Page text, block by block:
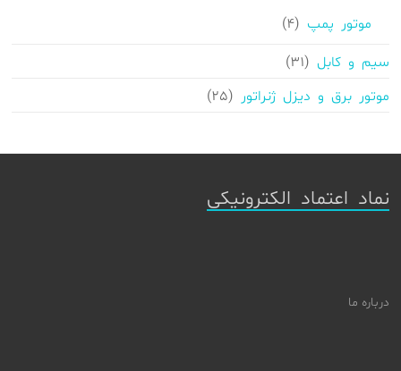
موتور پمپ
4
4
سیم و کابل
31
31
موتور برق و دیزل ژنراتور
25
25
نماد اعتماد الکترونیکی
درباره ما